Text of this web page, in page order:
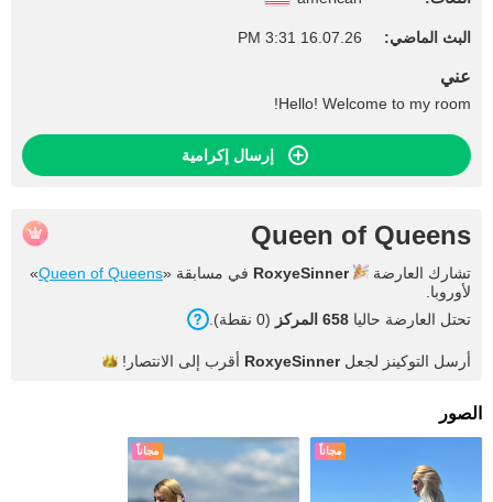
البث الماضي: 16.07.26 3:31 PM
عني
Hello! Welcome to my room!
إرسال إكرامية
Queen of Queens
تشارك العارضة RoxyeSinner في مسابقة «Queen of Queens
»
لأوروبا.
تحتل العارضة حاليا 658 المركز (0 نقطة).
أرسل التوكينز لجعل RoxyeSinner أقرب إلى الانتصار!
الصور
مجاناً مجاناً